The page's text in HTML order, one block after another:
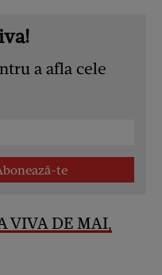
a afla cele
VIVA DE MAI,